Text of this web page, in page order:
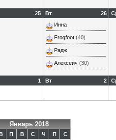
25 26
Вт
Инна
Frogfoot (40)
Радж
Алексеич (30)
1 2
Вт
Январь 2018
П В С Ч П
С